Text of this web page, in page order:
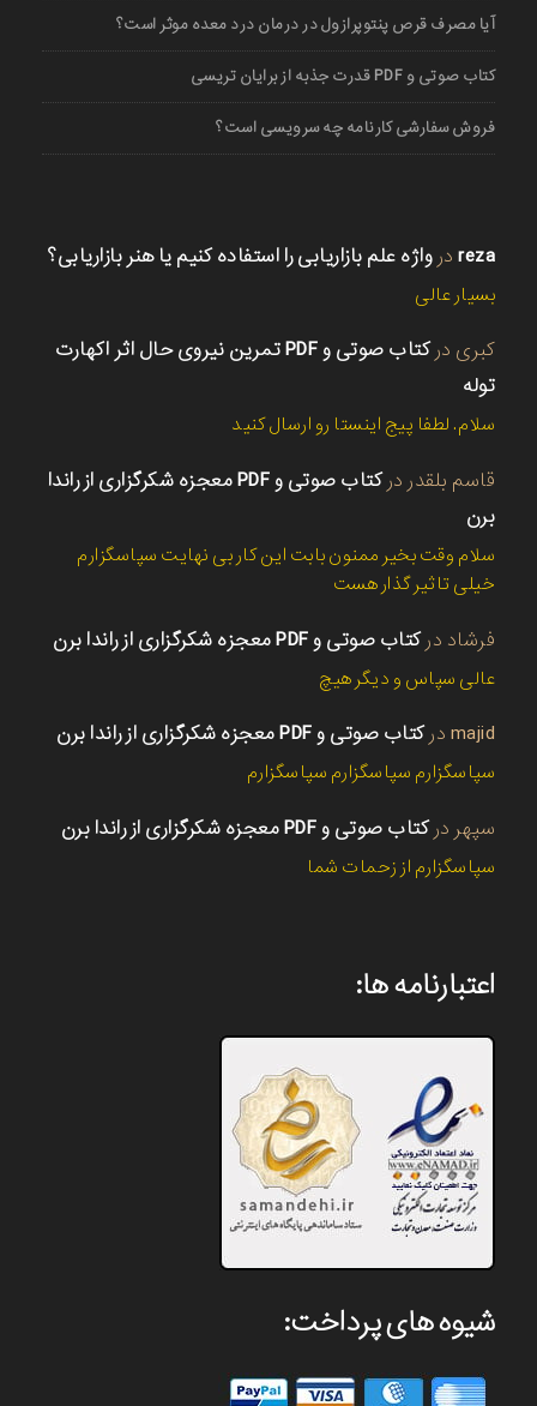
آیا مصرف قرص پنتوپرازول در درمان درد معده موثر است؟
کتاب صوتی و PDF قدرت جذبه از برایان تریسی
فروش سفارشی کارنامه چه سرویسی است؟
reza در واژه علم بازاریابی را استفاده کنیم یا هنر بازاریابی؟
بسیار عالی
کبری در
کتاب صوتی و PDF تمرین نیروی حال اثر اکهارت
توله
سلام. لطفا پیج اینستا رو ارسال کنید
قاسم بلقدر در
کتاب صوتی و PDF معجزه شکرگزاری از راندا
برن
سلام وقت بخیر ممنون بابت این کار بی نهایت سپاسگزارم
خیلی تاثیر گذار هست
فرشاد درکتاب صوتی و PDF معجزه شکرگزاری از راندا برن
عالی سپاس و دیگر هیچ
majid درکتاب صوتی و PDF معجزه شکرگزاری از راندا برن
سپاسگزارم سپاسگزارم سپاسگزارم
سپهر درکتاب صوتی و PDF معجزه شکرگزاری از راندا برن
سپاسگزارم از زحمات شما
اعتبارنامه ها:
شیوه های پرداخت: